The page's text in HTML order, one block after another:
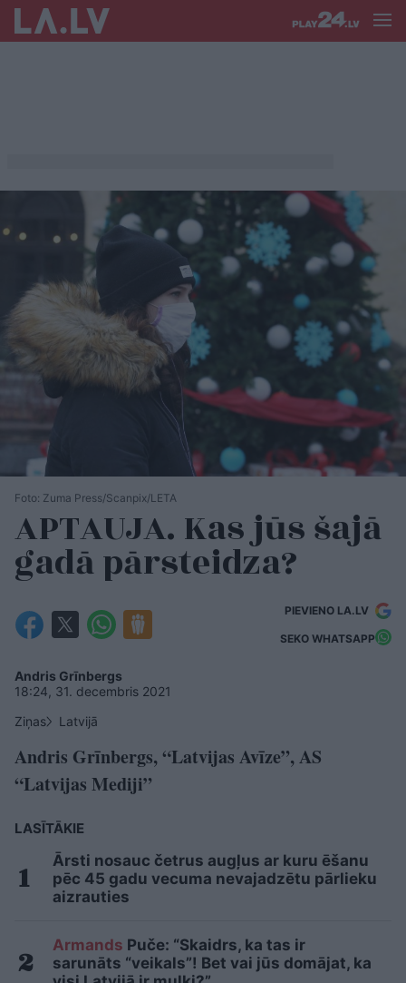
Foto: Zuma Press/Scanpix/LETA
APTAUJA. Kas jūs šajā
gadā pārsteidza?
PIEVIENO LA.LV
SEKO WHATSAPP
Andris Grīnbergs
18:24, 31. decembris 2021
Ziņas
Latvijā
Andris Grīnbergs, “Latvijas Avīze”, AS
“Latvijas Mediji”
LASĪTĀKIE
Ārsti nosauc četrus augļus ar kuru ēšanu
pēc 45 gadu vecuma nevajadzētu pārlieku
aizrauties
Armands Puče: “Skaidrs, ka tas ir
sarunāts “veikals”! Bet vai jūs domājat, ka